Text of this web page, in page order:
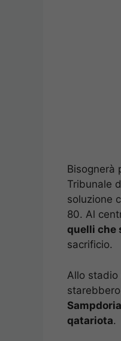
Bisognerà
Tribunale
soluzione
80. Al
quelli che
sacrificio.
Allo stadio
qatariota.